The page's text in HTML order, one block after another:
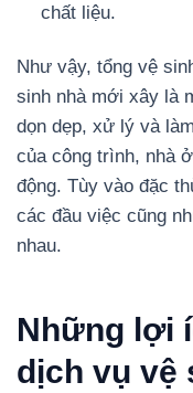
chất liệu.
Như vậy, tổng vệ
sinh nhà mới xây là
dọn dẹp, xử lý và
của công trình, nhà
động. Tùy vào đặc
các đầu việc cũng
nhau.
Những lợi
dịch vụ vệ